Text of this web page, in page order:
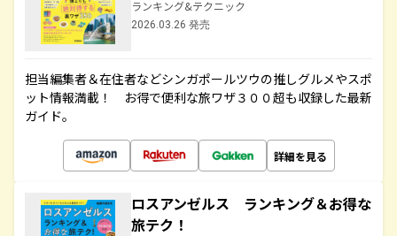
ランキング&テクニック
2026.03.26 発売
担当編集者＆在住者などシンガポールツウの推しグルメやスポ
ット情報満載！ お得で便利な旅ワザ３００超も収録した最新
ガイド。
詳細を見る
ロスアンゼルス ランキング＆お得な
旅テク！